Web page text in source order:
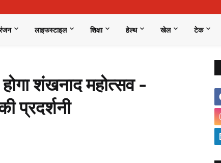
लाइफस्टाइल शिक्षा हेल्थ खेल टेक
शंखनाद महोत्सव -
प्रदर्शनी